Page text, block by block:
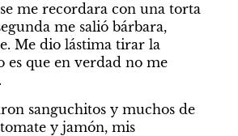
me recordara con una torta
me salió bárbara,
Me dio lástima tirar la
es que en verdad no me
sanguchitos y muchos de
y jamón, mis